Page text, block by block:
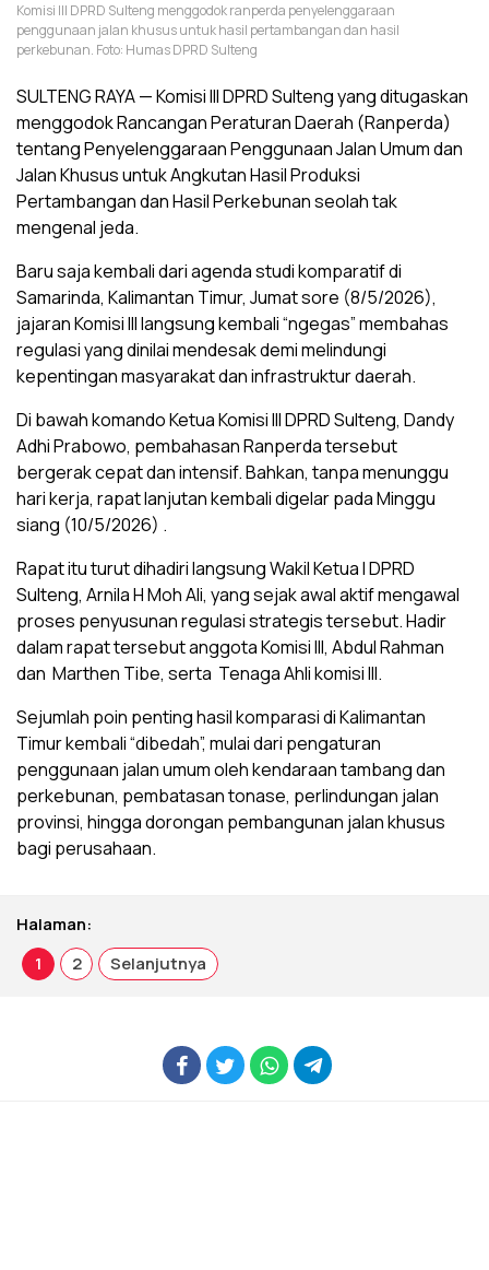
Komisi III DPRD Sulteng menggodok ranperda penyelenggaraan
penggunaan jalan khusus untuk hasil pertambangan dan hasil
perkebunan. Foto: Humas DPRD Sulteng
SULTENG RAYA — Komisi III DPRD Sulteng yang ditugaskan
menggodok Rancangan Peraturan Daerah (Ranperda)
tentang Penyelenggaraan Penggunaan Jalan Umum dan
Jalan Khusus untuk Angkutan Hasil Produksi
Pertambangan dan Hasil Perkebunan seolah tak
mengenal jeda.
Baru saja kembali dari agenda studi komparatif di
Samarinda, Kalimantan Timur, Jumat sore (8/5/2026),
jajaran Komisi III langsung kembali “ngegas” membahas
regulasi yang dinilai mendesak demi melindungi
kepentingan masyarakat dan infrastruktur daerah.
Di bawah komando Ketua Komisi III DPRD Sulteng, Dandy
Adhi Prabowo, pembahasan Ranperda tersebut
bergerak cepat dan intensif. Bahkan, tanpa menunggu
hari kerja, rapat lanjutan kembali digelar pada Minggu
siang (10/5/2026) .
Rapat itu turut dihadiri langsung Wakil Ketua I DPRD
Sulteng, Arnila H Moh Ali, yang sejak awal aktif mengawal
proses penyusunan regulasi strategis tersebut. Hadir
dalam rapat tersebut anggota Komisi III, Abdul Rahman
dan Marthen Tibe, serta Tenaga Ahli komisi III.
Sejumlah poin penting hasil komparasi di Kalimantan
Timur kembali “dibedah”, mulai dari pengaturan
penggunaan jalan umum oleh kendaraan tambang dan
perkebunan, pembatasan tonase, perlindungan jalan
provinsi, hingga dorongan pembangunan jalan khusus
bagi perusahaan.
Halaman:
1
2 Selanjutnya